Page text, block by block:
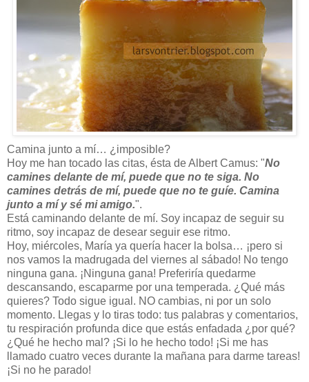
Camina junto a mí… ¿imposible?
Hoy me han tocado las citas, ésta de Albert Camus: "No
camines delante de mí, puede que no te siga. No
camines detrás de mí, puede que no te guíe. Camina
junto a mí y sé mi amigo.".
Está caminando delante de mí. Soy incapaz de seguir su
ritmo, soy incapaz de desear seguir ese ritmo.
Hoy, miércoles, María ya quería hacer la bolsa… ¡pero si
nos vamos la madrugada del viernes al sábado! No tengo
ninguna gana. ¡Ninguna gana! Preferiría quedarme
descansando, escaparme por una temperada. ¿Qué más
quieres? Todo sigue igual. NO cambias, ni por un solo
momento. Llegas y lo tiras todo: tus palabras y comentarios,
tu respiración profunda dice que estás enfadada ¿por qué?
¿Qué he hecho mal? ¡Si lo he hecho todo! ¡Si me has
llamado cuatro veces durante la mañana para darme tareas!
¡Si no he parado!